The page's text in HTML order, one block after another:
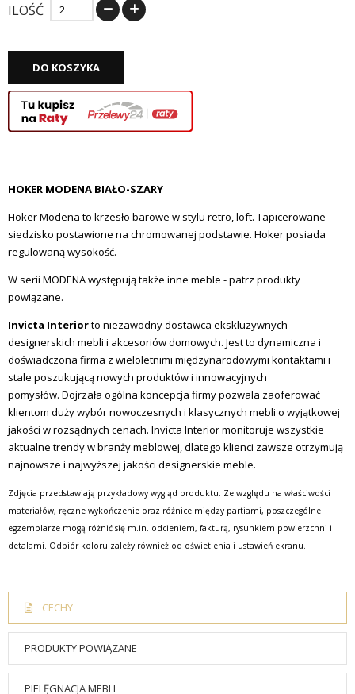
ILOŚĆ
DO KOSZYKA
HOKER MODENA BIAŁO-SZARY
Hoker Modena to krzesło barowe w stylu retro, loft. Tapicerowane
siedzisko postawione na chromowanej podstawie. Hoker posiada
regulowaną wysokość.
W serii MODENA występują także inne meble - patrz produkty
powiązane.
Invicta Interiorto niezawodny dostawca ekskluzywnych
designerskich mebli i akcesoriów domowych. Jest to dynamiczna i
doświadczona firma z wieloletnimi międzynarodowymi kontaktami i
stale poszukującą nowych produktów i innowacyjnych
pomysłów. Dojrzała ogólna koncepcja firmy pozwala zaoferować
klientom duży wybór nowoczesnych i klasycznych mebli o wyjątkowej
jakości w rozsądnych cenach. Invicta Interior monitoruje wszystkie
aktualne trendy w branży meblowej, dlatego klienci zawsze otrzymują
najnowsze i najwyższej jakości designerskie meble.
Zdjęcia przedstawiają przykładowy wygląd produktu. Ze względu na właściwości
materiałów, ręczne wykończenie oraz różnice między partiami, poszczególne
egzemplarze mogą różnić się m.in. odcieniem, fakturą, rysunkiem powierzchni i
detalami. Odbiór koloru zależy również od oświetlenia i ustawień ekranu.
CECHY
PRODUKTY POWIĄZANE
PIELĘGNACJA MEBLI